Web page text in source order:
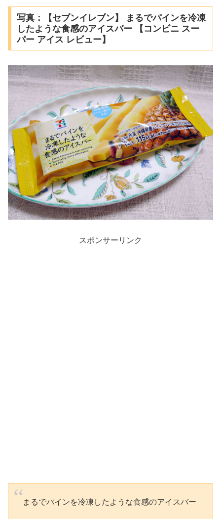
写真：【セブンイレブン】 まるでパインを冷凍
したような食感のアイスバー 【コンビニ スー
パー アイス レビュー】
スポンサーリンク
まるでパインを冷凍したような食感のアイスバー